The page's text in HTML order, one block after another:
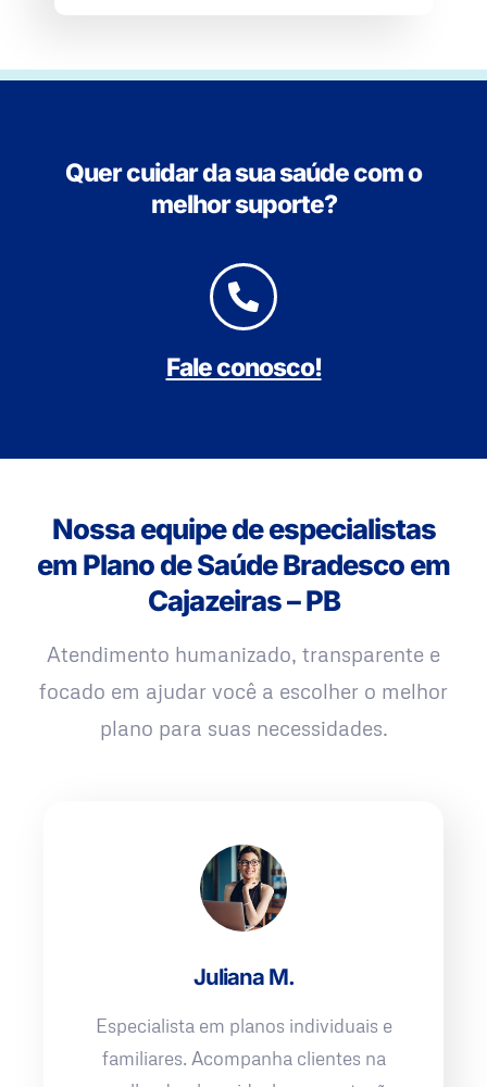
Quer cuidar da sua saúde com o
melhor suporte?
Fale conosco!
Nossa equipe de especialistas
em Plano de Saúde Bradesco em
Cajazeiras – PB
Atendimento humanizado, transparente e
focado em ajudar você a escolher o melhor
plano para suas necessidades.
Juliana M.
Especialista em planos individuais e
familiares. Acompanha clientes na